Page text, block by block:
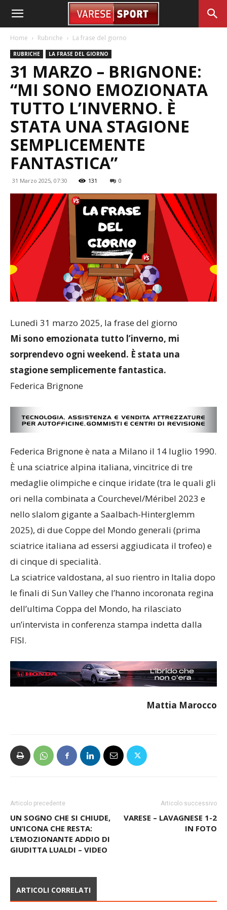
Home Rubriche La frase del giorno
RUBRICHE LA FRASE DEL GIORNO
31 MARZO – BRIGNONE:
“MI SONO EMOZIONATA
TUTTO L’INVERNO. È
STATA UNA STAGIONE
SEMPLICEMENTE
FANTASTICA”
31 Marzo 2025, 07:30 131 0
Lunedì 31 marzo 2025, la frase del giorno
Mi sono emozionata tutto l’inverno, mi
sorprendevo ogni weekend. È stata una
stagione semplicemente fantastica.
Federica Brignone
Federica Brignone è nata a Milano il 14 luglio 1990.
È una sciatrice alpina italiana, vincitrice di tre
medaglie olimpiche e cinque iridate (tra le quali gli
ori nella combinata a Courchevel/Méribel 2023 e
nello slalom gigante a Saalbach-Hinterglemm
2025), di due Coppe del Mondo generali (prima
sciatrice italiana ad essersi aggiudicata il trofeo) e
di cinque di specialità.
La sciatrice valdostana, al suo rientro in Italia dopo
le finali di Sun Valley che l’hanno incoronata regina
dell’ultima Coppa del Mondo, ha rilasciato
un’intervista in conferenza stampa indetta dalla
FISI.
Mattia Marocco
Articolo precedente
UN SOGNO CHE SI CHIUDE,
UN’ICONA CHE RESTA:
L’EMOZIONANTE ADDIO DI
GIUDITTA LUALDI – VIDEO
Articolo successivo
VARESE – LAVAGNESE 1-2
IN FOTO
ARTICOLI CORRELATI